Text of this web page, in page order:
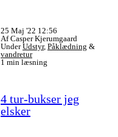
25 Maj '22 12:56
Af Casper Kjerumgaard
UnderUdstyr, Påklædning &
vandretur
1 min læsning
4 tur-bukser jeg
elsker